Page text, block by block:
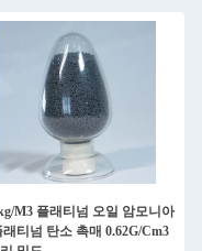
M3 플래티넘 오일 암모니아
래티넘 탄소 촉매 0.62G/Cm3